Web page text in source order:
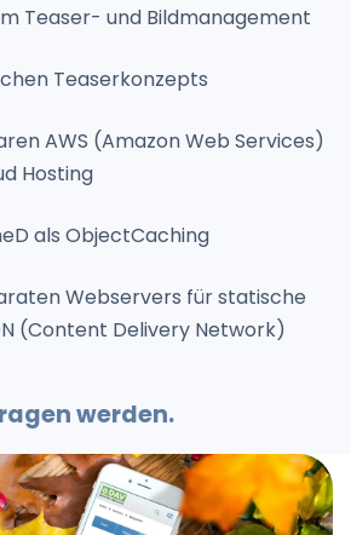
Teaser- und Bildmanagement
Teaserkonzepts
AWS (Amazon Web Services)
Hosting
als ObjectCaching
Webservers für statische
(Content Delivery Network)
werden.